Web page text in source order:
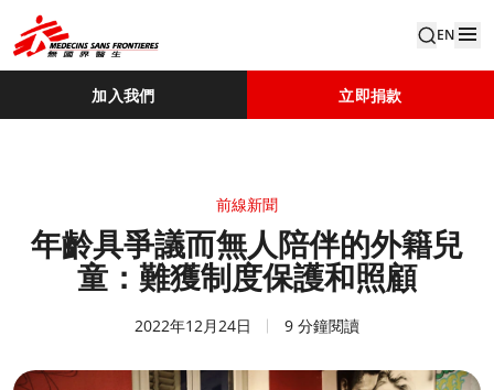
EN
加入我們 立即捐款
前線新聞
年齡具爭議而無人陪伴的外籍兒
童：難獲制度保護和照顧
2022年12月24日 9 分鐘閱讀